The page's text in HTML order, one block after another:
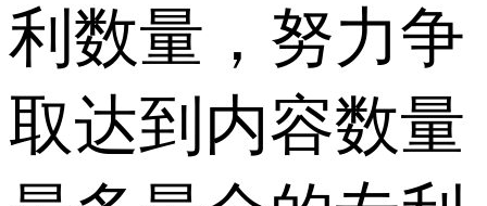
利数量，努力争
取达到内容数量